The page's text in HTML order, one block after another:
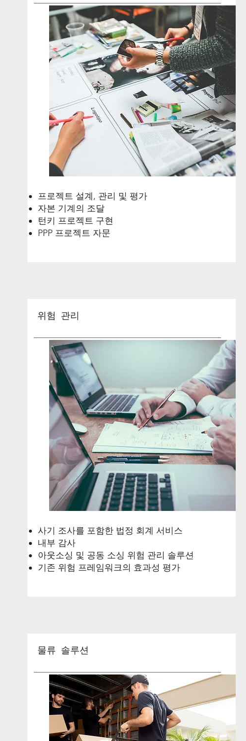
프로젝트 설계, 관리 및 평가
자본 기계의 조달
턴키 프로젝트 구현
PPP 프로젝트 자문
위험 관리
사기 조사를 포함한 법정 회계 서비스
내부 감사
아웃소싱 및 공동 소싱 위험 관리 솔루션
기존 위험 프레임워크의 효과성 평가
물류 솔루션